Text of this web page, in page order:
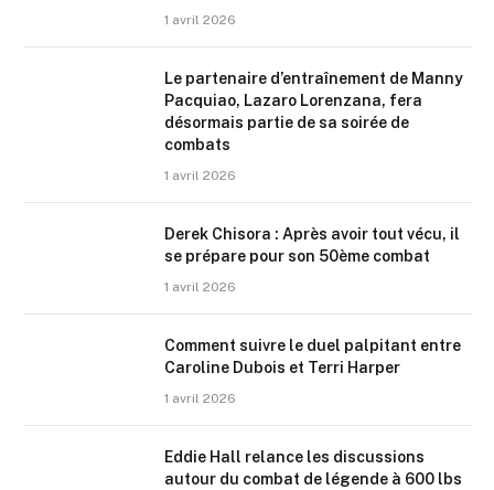
1 avril 2026
Le partenaire d’entraînement de Manny
Pacquiao, Lazaro Lorenzana, fera
désormais partie de sa soirée de
combats
1 avril 2026
Derek Chisora : Après avoir tout vécu, il
se prépare pour son 50ème combat
1 avril 2026
Comment suivre le duel palpitant entre
Caroline Dubois et Terri Harper
1 avril 2026
Eddie Hall relance les discussions
autour du combat de légende à 600 lbs